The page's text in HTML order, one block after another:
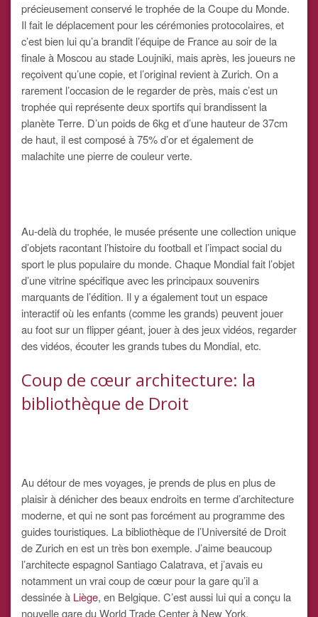
précieusement conservé le trophée de la Coupe du Monde.
Il fait le déplacement pour les cérémonies protocolaires, et
c’est bien lui qu’a brandit l’équipe de France au soir de la
finale à Moscou au stade Loujniki, mais après, les joueurs ne
reçoivent qu’une copie, et l’original revient à Zurich. On a
rarement l’occasion de le regarder de près, mais c’est un
trophée qui représente deux sportifs qui brandissent la
planète Terre. D’un poids de 6kg et d’une hauteur de 37cm
de haut, il est composé à 75% d’or et également de
malachite une pierre de couleur verte.
Au-delà du trophée, le musée présente une collection unique
d’objets racontant l’histoire du football et l’impact social du
sport le plus populaire du monde. Chaque Mondial fait l’objet
d’une vitrine spécifique avec les principaux souvenirs
marquants de l’édition. Il y a également tout un espace
interactif où les enfants (comme les grands) peuvent jouer
au foot sur un flipper géant, jouer à des jeux vidéos, regarder
des vidéos, écouter les grands tubes du Mondial, etc.
Coup de cœur architecture: la
bibliothèque de Droit
Au détour de mes voyages, je prends de plus en plus de
plaisir à dénicher des beaux endroits en terme d’architecture
moderne, et qui ne sont pas forcément au programme des
guides touristiques. La bibliothèque de l’Université de Droit
de Zurich en est un très bon exemple. J’aime beaucoup
l’architecte espagnol Santiago Calatrava, et j’avais eu
notamment un vrai coup de cœur pour la gare qu’il a
dessinée à Liège, en Belgique. C’est aussi lui qui a conçu la
nouvelle gare du World Trade Center à New York.